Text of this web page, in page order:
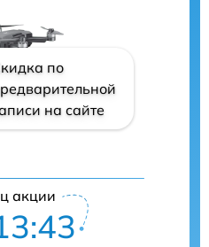
по
на сайте
акции